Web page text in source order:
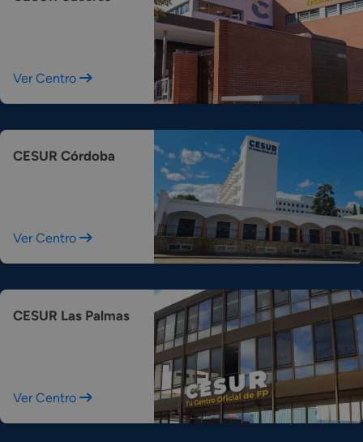
Ver Centro
CESUR Córdoba
Ver Centro
CESUR Las Palmas
Ver Centro